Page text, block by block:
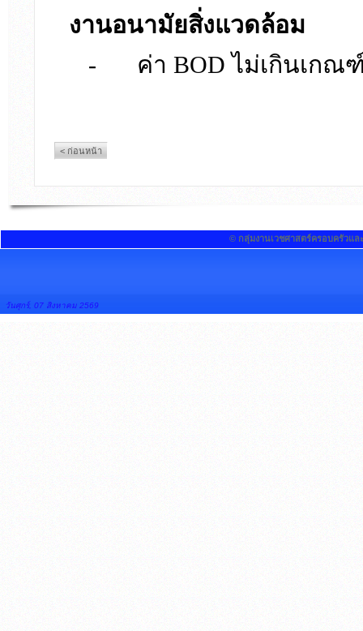
งานอนามัยสิ่งแวดล้อม
-
ค่า BOD ไม่เกินเกณ
< ก่อนหน้า
© กลุ่มงานเวชศาสตร์ครอบครัวแล
วันศุกร์, 07 สิงหาคม 2569